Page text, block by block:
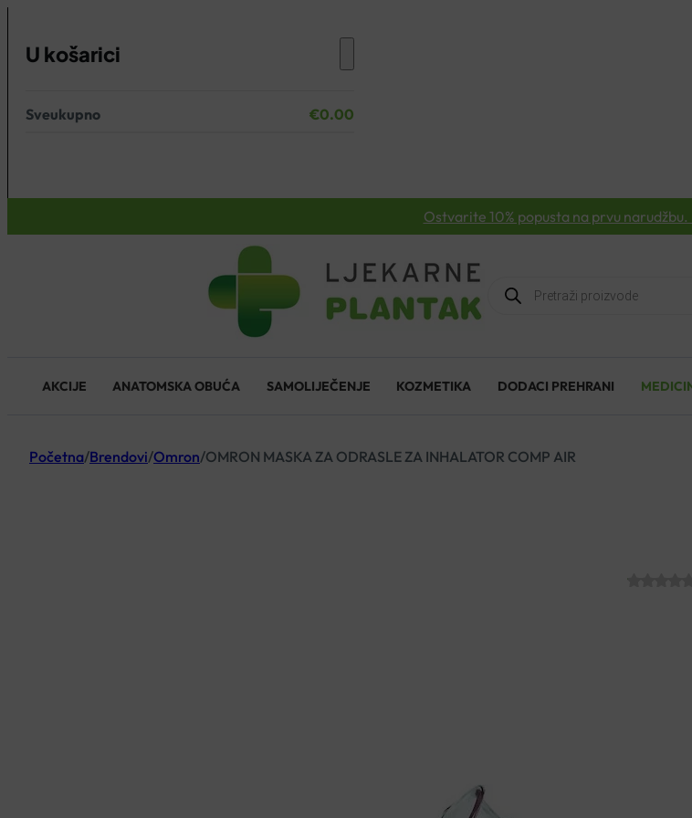
U košarici
Nema proizvoda u košarici.
Sveukupno €0.00
Ostvarite 10% popusta na prvu narudžbu.
Products
search
AKCIJE ANATOMSKA OBUĆA SAMOLIJEČENJE KOZMETIKA DODACI PREHRANI
Početna/Brendovi/Omron/OMRON MASKA ZA ODRASLE ZA INHALATOR COMP AIR